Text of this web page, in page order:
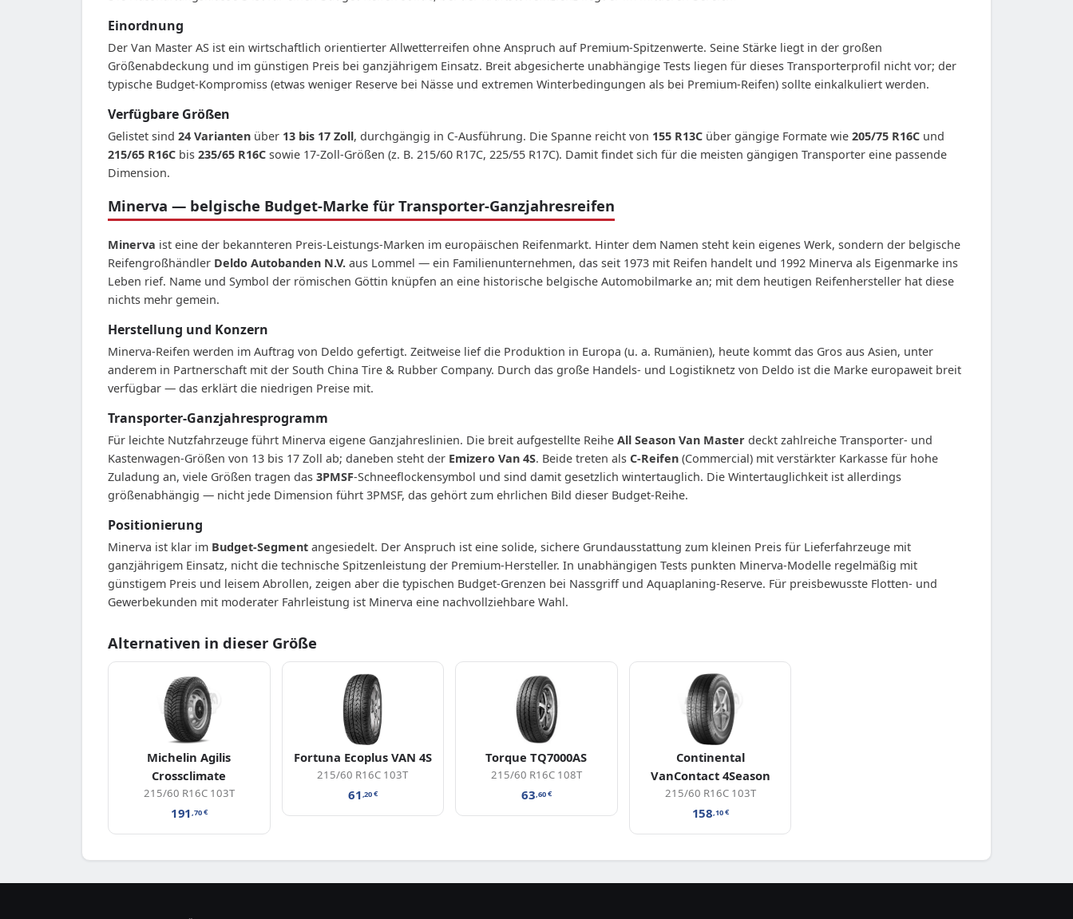
Einordnung
Der Van Master AS ist ein wirtschaftlich orientierter Allwetterreifen ohne Anspruch auf Premium-Spitzenwerte. Seine Stärke liegt in der großen
Größenabdeckung und im günstigen Preis bei ganzjährigem Einsatz. Breit abgesicherte unabhängige Tests liegen für dieses Transporterprofil nicht vor; der
typische Budget-Kompromiss (etwas weniger Reserve bei Nässe und extremen Winterbedingungen als bei Premium-Reifen) sollte einkalkuliert werden.
Verfügbare Größen
Gelistet sind 24 Varianten über 13 bis 17 Zoll, durchgängig in C-Ausführung. Die Spanne reicht von 155 R13C über gängige Formate wie 205/75 R16C und
215/65 R16C bis 235/65 R16C sowie 17-Zoll-Größen (z. B. 215/60 R17C, 225/55 R17C). Damit findet sich für die meisten gängigen Transporter eine passende
Dimension.
Minerva — belgische Budget-Marke für Transporter-Ganzjahresreifen
Minerva ist eine der bekannteren Preis-Leistungs-Marken im europäischen Reifenmarkt. Hinter dem Namen steht kein eigenes Werk, sondern der belgische
Reifengroßhändler Deldo Autobanden N.V. aus Lommel — ein Familienunternehmen, das seit 1973 mit Reifen handelt und 1992 Minerva als Eigenmarke ins
Leben rief. Name und Symbol der römischen Göttin knüpfen an eine historische belgische Automobilmarke an; mit dem heutigen Reifenhersteller hat diese
nichts mehr gemein.
Herstellung und Konzern
Minerva-Reifen werden im Auftrag von Deldo gefertigt. Zeitweise lief die Produktion in Europa (u. a. Rumänien), heute kommt das Gros aus Asien, unter
anderem in Partnerschaft mit der South China Tire & Rubber Company. Durch das große Handels- und Logistiknetz von Deldo ist die Marke europaweit breit
verfügbar — das erklärt die niedrigen Preise mit.
Transporter-Ganzjahresprogramm
Für leichte Nutzfahrzeuge führt Minerva eigene Ganzjahreslinien. Die breit aufgestellte Reihe All Season Van Master deckt zahlreiche Transporter- und
Kastenwagen-Größen von 13 bis 17 Zoll ab; daneben steht der Emizero Van 4S. Beide treten als C-Reifen (Commercial) mit verstärkter Karkasse für hohe
Zuladung an, viele Größen tragen das 3PMSF-Schneeflockensymbol und sind damit gesetzlich wintertauglich. Die Wintertauglichkeit ist allerdings
größenabhängig — nicht jede Dimension führt 3PMSF, das gehört zum ehrlichen Bild dieser Budget-Reihe.
Positionierung
Minerva ist klar im Budget-Segment angesiedelt. Der Anspruch ist eine solide, sichere Grundausstattung zum kleinen Preis für Lieferfahrzeuge mit
ganzjährigem Einsatz, nicht die technische Spitzenleistung der Premium-Hersteller. In unabhängigen Tests punkten Minerva-Modelle regelmäßig mit
günstigem Preis und leisem Abrollen, zeigen aber die typischen Budget-Grenzen bei Nassgriff und Aquaplaning-Reserve. Für preisbewusste Flotten- und
Gewerbekunden mit moderater Fahrleistung ist Minerva eine nachvollziehbare Wahl.
Alternativen in dieser Größe
Michelin Agilis
Crossclimate
215/60 R16C 103T
191,70€
Fortuna Ecoplus VAN 4S
215/60 R16C 103T
61 ,20€
Torque TQ7000AS
215/60 R16C 108T
63,60€
Continental
VanContact 4Season
215/60 R16C 103T
158,10€